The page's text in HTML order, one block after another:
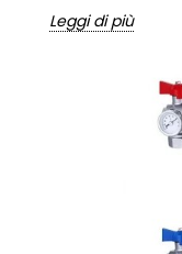
Leggi di più